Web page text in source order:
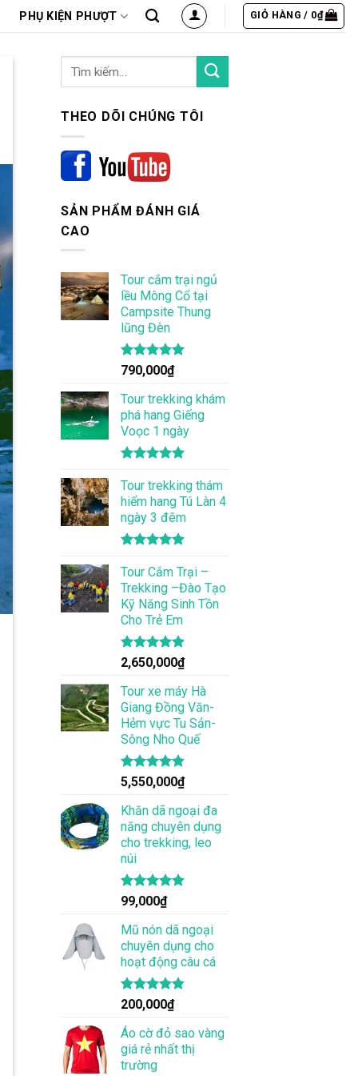
PHỤ KIỆN PHƯỢT GIỎ HÀNG / 0₫
THEO DÕI CHÚNG TÔI
SẢN PHẨM ĐÁNH GIÁ
CAO
Tour cắm trại ngủ
lều Mông Cổ tại
Campsite Thung
lũng Đèn
Được xếp
hạng
5.00
5 sao
790,000₫
Tour trekking khám
phá hang Giếng
Voọc 1 ngày
hạng5.00
5 sao
Tour trekking thám
hiểm hang Tú Làn 4
ngày 3 đêm
hạng4.86
5 sao
Tour Cắm Trại –
Trekking –Đào Tạo
Kỹ Năng Sinh Tồn
Cho Trẻ Em
Được xếp
hạng 4.86
5 sao
2,650,000₫
Tour xe máy Hà
Giang Đồng Văn-
Hẻm vực Tu Sản-
Sông Nho Quế
Được xếp
hạng 4.83
5 sao
5,550,000₫
Khăn dã ngoại đa
năng chuyên dụng
cho trekking, leo
núi
Được xếp
hạng
4.83
5 sao
99,000₫
Mũ nón dã ngoại
chuyên dụng cho
hoạt động câu cá
Được xếp
hạng
4.83
5 sao
200,000₫
Áo cờ đỏ sao vàng
giá rẻ nhất thị
trường